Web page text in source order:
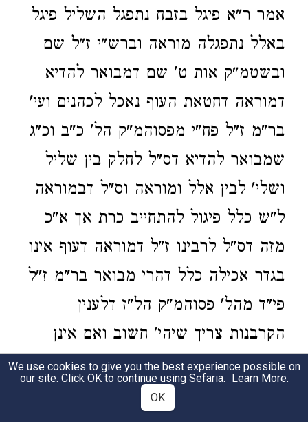
אמר ר"א פיגל בזבח נתפגל השליל פיגל
באלל נתפגלה מוראה וברש"י ז"ל שם
ובשטמ"ק אות ט' שם דמבואר להדיא
דמוראה דחטאת העוף נאכל לכהנים ועי'
בר"מ ז"ל פח"י מפסוהמ"ק הל' כ"ב וכ"ג
שמבואר להדיא דס"ל לחלק בין שליל
ושלי' לבין אלל ומוראה וס"ל דבמוראה
ל"ש כלל פיגול להתחייב כרת אך א"כ
מזה דס"ל לרבינו ז"ל דמוראה דעוף אינו
בגדר אכילה כלל דהרי מבואר בר"מ ז"ל
פי"ד מהל' פסוהמ"ק הל"ז דלענין
הקרבנות צריך שיהי' חשוב ואם אינן
חשובין נקראין דברים שא"ר לאכילה
לענין הקרבנות ובאמת המל"מ בפח"י
We use cookies to give you the best experience possible on
our site. Click OK to continue using Sefaria. Learn More.
OK